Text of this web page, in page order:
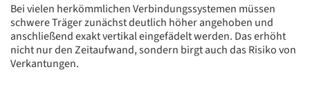
Bei vielen herkömmlichen Verbindungssystemen müssen
schwere Träger zunächst deutlich höher angehoben und
anschließend exakt vertikal eingefädelt werden. Das erhöht
nicht nur den Zeitaufwand, sondern birgt auch das Risiko von
Verkantungen.